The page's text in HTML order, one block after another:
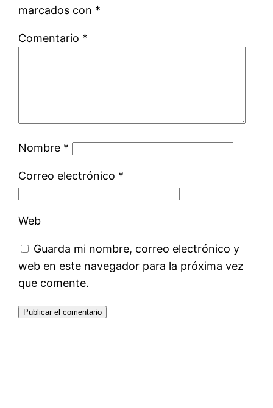
marcados con *
Comentario *
Nombre *
Correo electrónico *
Web
Guarda mi nombre, correo electrónico y
web en este navegador para la próxima vez
que comente.